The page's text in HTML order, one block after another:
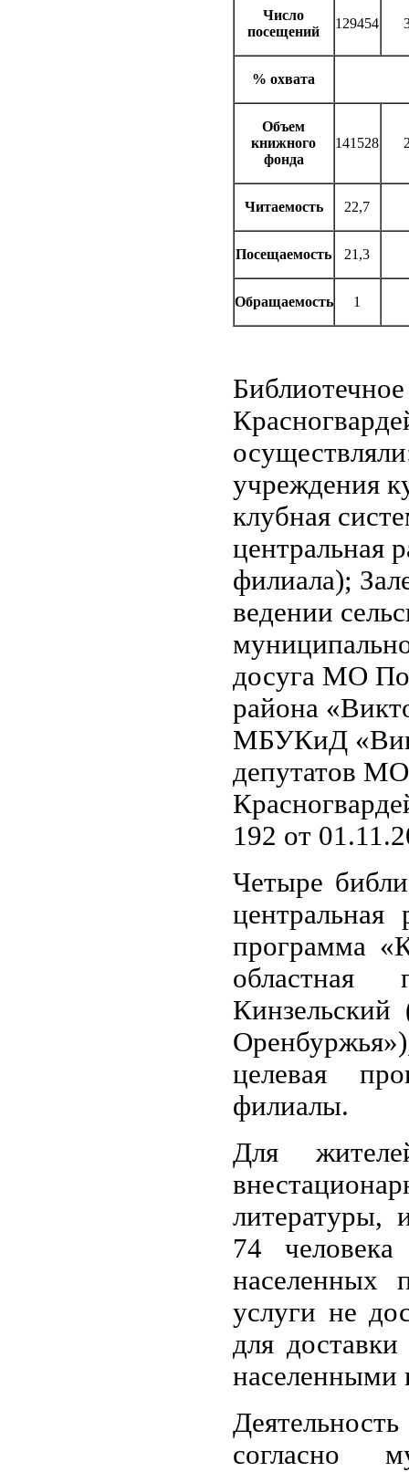
Число
посещений
129454
% охвата
Объем
книжного
фонда
141528
Читаемость 22,7
Посещаемость 21,3
Обращаемость 1
учреждения
клубная
центральная
филиала);
ведении
досуга МО
района
МБУКиД
депутатов МО
192 от
Четыре
центральная
программа
областная
Кинзельский
целевая
филиалы.
Для
литературы,
74
населенных
услуги не
для
населенными
согласно